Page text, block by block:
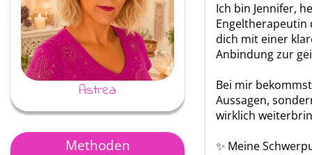
Astrea Ayke
Methoden
Ich bin Jennifer,
Engeltherapeutin
dich mit einer
Anbindung zur
Bei mir
Aussagen,
wirklich
✨ Meine